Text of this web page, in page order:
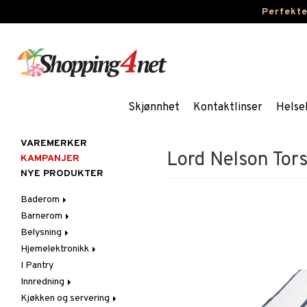
Skjønnhet Kontaktlinser
Lord Nelson
VAREMERKER
KAMPANJER
NYE PRODUKTER
Baderom
Baderomsinnredning
Baderomstekstiler
Baderomstilbehør
Barnerom
Barnelamper
Barnemøbler
Barneromsdekorasjon
Barneromsoppbevaring
Barneromstekstiler
Belysning
Belysningstilbehør
Innelamper
Bordlamper
Taklamper
LED-lys
Lyselykter og lysestaker
Hjemelektronikk
Lyd
I Pantry
Innredning
Dekorasjoner
Kjøkken og servering